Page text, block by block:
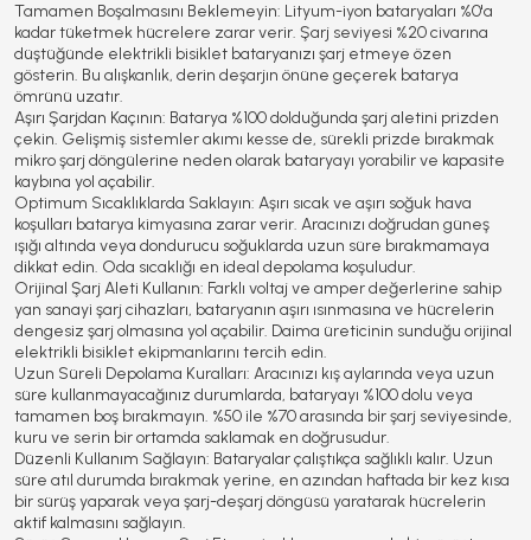
Tamamen Boşalmasını Beklemeyin: Lityum-iyon bataryaları %0'a
kadar tüketmek hücrelere zarar verir. Şarj seviyesi %20 civarına
düştüğünde elektrikli bisiklet bataryanızı şarj etmeye özen
gösterin. Bu alışkanlık, derin deşarjın önüne geçerek batarya
ömrünü uzatır.
Aşırı Şarjdan Kaçının: Batarya %100 dolduğunda şarj aletini prizden
çekin. Gelişmiş sistemler akımı kesse de, sürekli prizde bırakmak
mikro şarj döngülerine neden olarak bataryayı yorabilir ve kapasite
kaybına yol açabilir.
Optimum Sıcaklıklarda Saklayın: Aşırı sıcak ve aşırı soğuk hava
koşulları batarya kimyasına zarar verir. Aracınızı doğrudan güneş
ışığı altında veya dondurucu soğuklarda uzun süre bırakmamaya
dikkat edin. Oda sıcaklığı en ideal depolama koşuludur.
Orijinal Şarj Aleti Kullanın: Farklı voltaj ve amper değerlerine sahip
yan sanayi şarj cihazları, bataryanın aşırı ısınmasına ve hücrelerin
dengesiz şarj olmasına yol açabilir. Daima üreticinin sunduğu orijinal
elektrikli bisiklet ekipmanlarını tercih edin.
Uzun Süreli Depolama Kuralları: Aracınızı kış aylarında veya uzun
süre kullanmayacağınız durumlarda, bataryayı %100 dolu veya
tamamen boş bırakmayın. %50 ile %70 arasında bir şarj seviyesinde,
kuru ve serin bir ortamda saklamak en doğrusudur.
Düzenli Kullanım Sağlayın: Bataryalar çalıştıkça sağlıklı kalır. Uzun
süre atıl durumda bırakmak yerine, en azından haftada bir kez kısa
bir sürüş yaparak veya şarj-deşarj döngüsü yaratarak hücrelerin
aktif kalmasını sağlayın.